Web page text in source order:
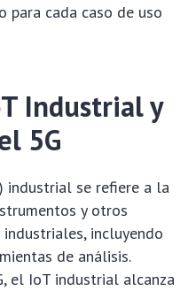
para cada caso de uso
Industrial y
5G
industrial se refiere a la
y otros
incluyendo
de análisis.
el IoT industrial alcanza